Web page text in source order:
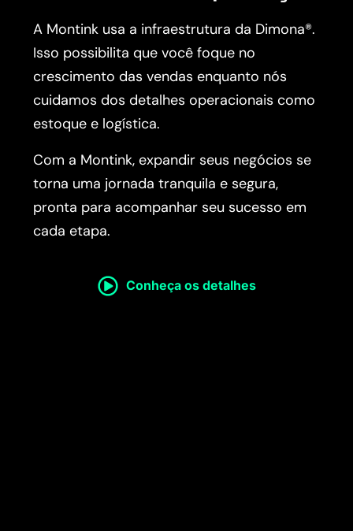
A Montink usa a infraestrutura da Dimona®.
Isso possibilita que você foque no
crescimento das vendas enquanto nós
cuidamos dos detalhes operacionais como
estoque e logística.
Com a Montink, expandir seus negócios se
torna uma jornada tranquila e segura,
pronta para acompanhar seu sucesso em
cada etapa.
Conheça os detalhes